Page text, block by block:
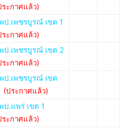
ระกาศแล้ว)
ป.เพชรบูรณ์ เขต 1
ระกาศแล้ว)
ป.เพชรบูรณ์ เขต 2
ระกาศแล้ว)
ป.เพชรบูรณ์ เขต
(ประกาศแล้ว)
ป.แพร่ เขต 1
ระกาศแล้ว)